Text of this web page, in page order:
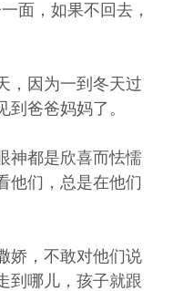
面，如果不回去，
，因为一到冬天过
爸爸妈妈了。
神都是欣喜而怯懦
他们，总是在他们
娇，不敢对他们说
到哪儿，孩子就跟